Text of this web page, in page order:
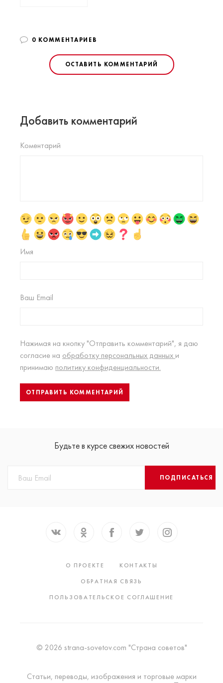
0 КОММЕНТАРИЕВ
ОСТАВИТЬ КОММЕНТАРИЙ
Добавить комментарий
Коментарий
Имя
Ваш Email
Нажимая на кнопку "Отправить комментарий", я даю
согласие на обработку персональных данных и
принимаю политику конфиденциальности.
Будьте в курсе свежих новостей
ПОДПИСАТЬСЯ
О ПРОЕКТЕ
КОНТАКТЫ
ОБРАТНАЯ СВЯЗЬ
ПОЛЬЗОВАТЕЛЬСКОЕ СОГЛАШЕНИЕ
© 2026 strana-sovetov.com "Страна советов"
Статьи, переводы, изображения и торговые марки